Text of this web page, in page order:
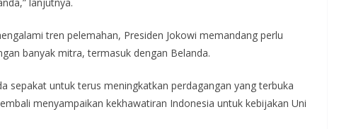
tren pelemahan, Presiden Jokowi memandang perlu
banyak mitra, termasuk dengan Belanda.
sepakat untuk terus meningkatkan perdagangan yang terbuka
menyampaikan kekhawatiran Indonesia untuk kebijakan Uni